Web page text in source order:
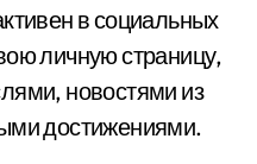
в социальных
личную страницу,
новостями из
достижениями.